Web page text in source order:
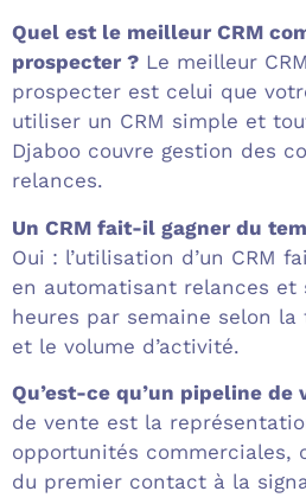
Quel est le meilleur CRM
prospecter ? Le meilleur
prospecter est celui que
utiliser un CRM simple et
Djaboo couvre gestion des
relances.
Un CRM fait-il gagner du
Oui : l’utilisation d’un CRM
en automatisant relances et
heures par semaine selon la
et le volume d’activité.
Qu’est-ce qu’un pipeline de
de vente est la
opportunités commerciales,
du premier contact à la